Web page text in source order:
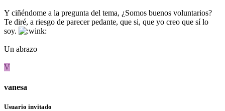
Y ciñéndome a la pregunta del tema, ¿Somos buenos voluntarios?
Te diré, a riesgo de parecer pedante, que si, que yo creo que sí lo
soy.
Un abrazo
V
vanesa
Usuario invitado